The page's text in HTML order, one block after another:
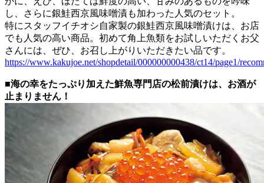
し、さらに銀鮭西京風味噌漬も加わった人気のセット。
特にスタッフイチオシ自家製の銀鮭西京風味噌漬けは、お店
でも人気の高い商品。初めて角上魚類をお試しいただくお父
さんには、ぜひ、お召し上がりいただきたい品です。
https://www.kakujoe.net/shopdetail/000000000438/ct14/page1/
■海の幸をたっぷり加えた鮮魚専門店の松前漬けは、お酒が
止まりません！